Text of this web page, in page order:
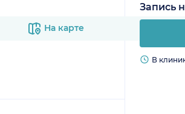
На карте
Запись
В